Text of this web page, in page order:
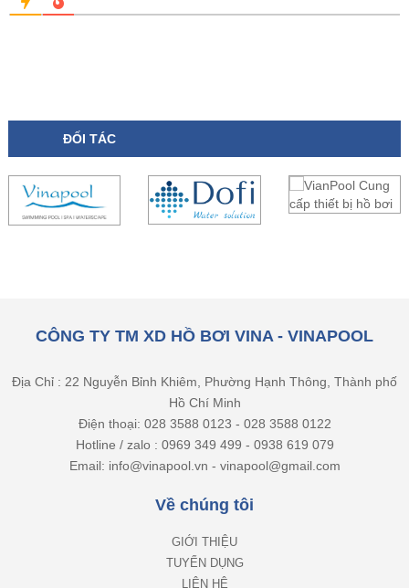
ĐỐI TÁC
CÔNG TY TM XD HỒ BƠI VINA - VINAPOOL
Địa Chỉ : 22 Nguyễn Bỉnh Khiêm, Phường Hạnh Thông, Thành phố
Hồ Chí Minh
Điện thoại: 028 3588 0123 - 028 3588 0122
Hotline / zalo : 0969 349 499 - 0938 619 079
Email: info@vinapool.vn - vinapool@gmail.com
Về chúng tôi
GIỚI THIỆU
TUYỂN DỤNG
LIÊN HỆ